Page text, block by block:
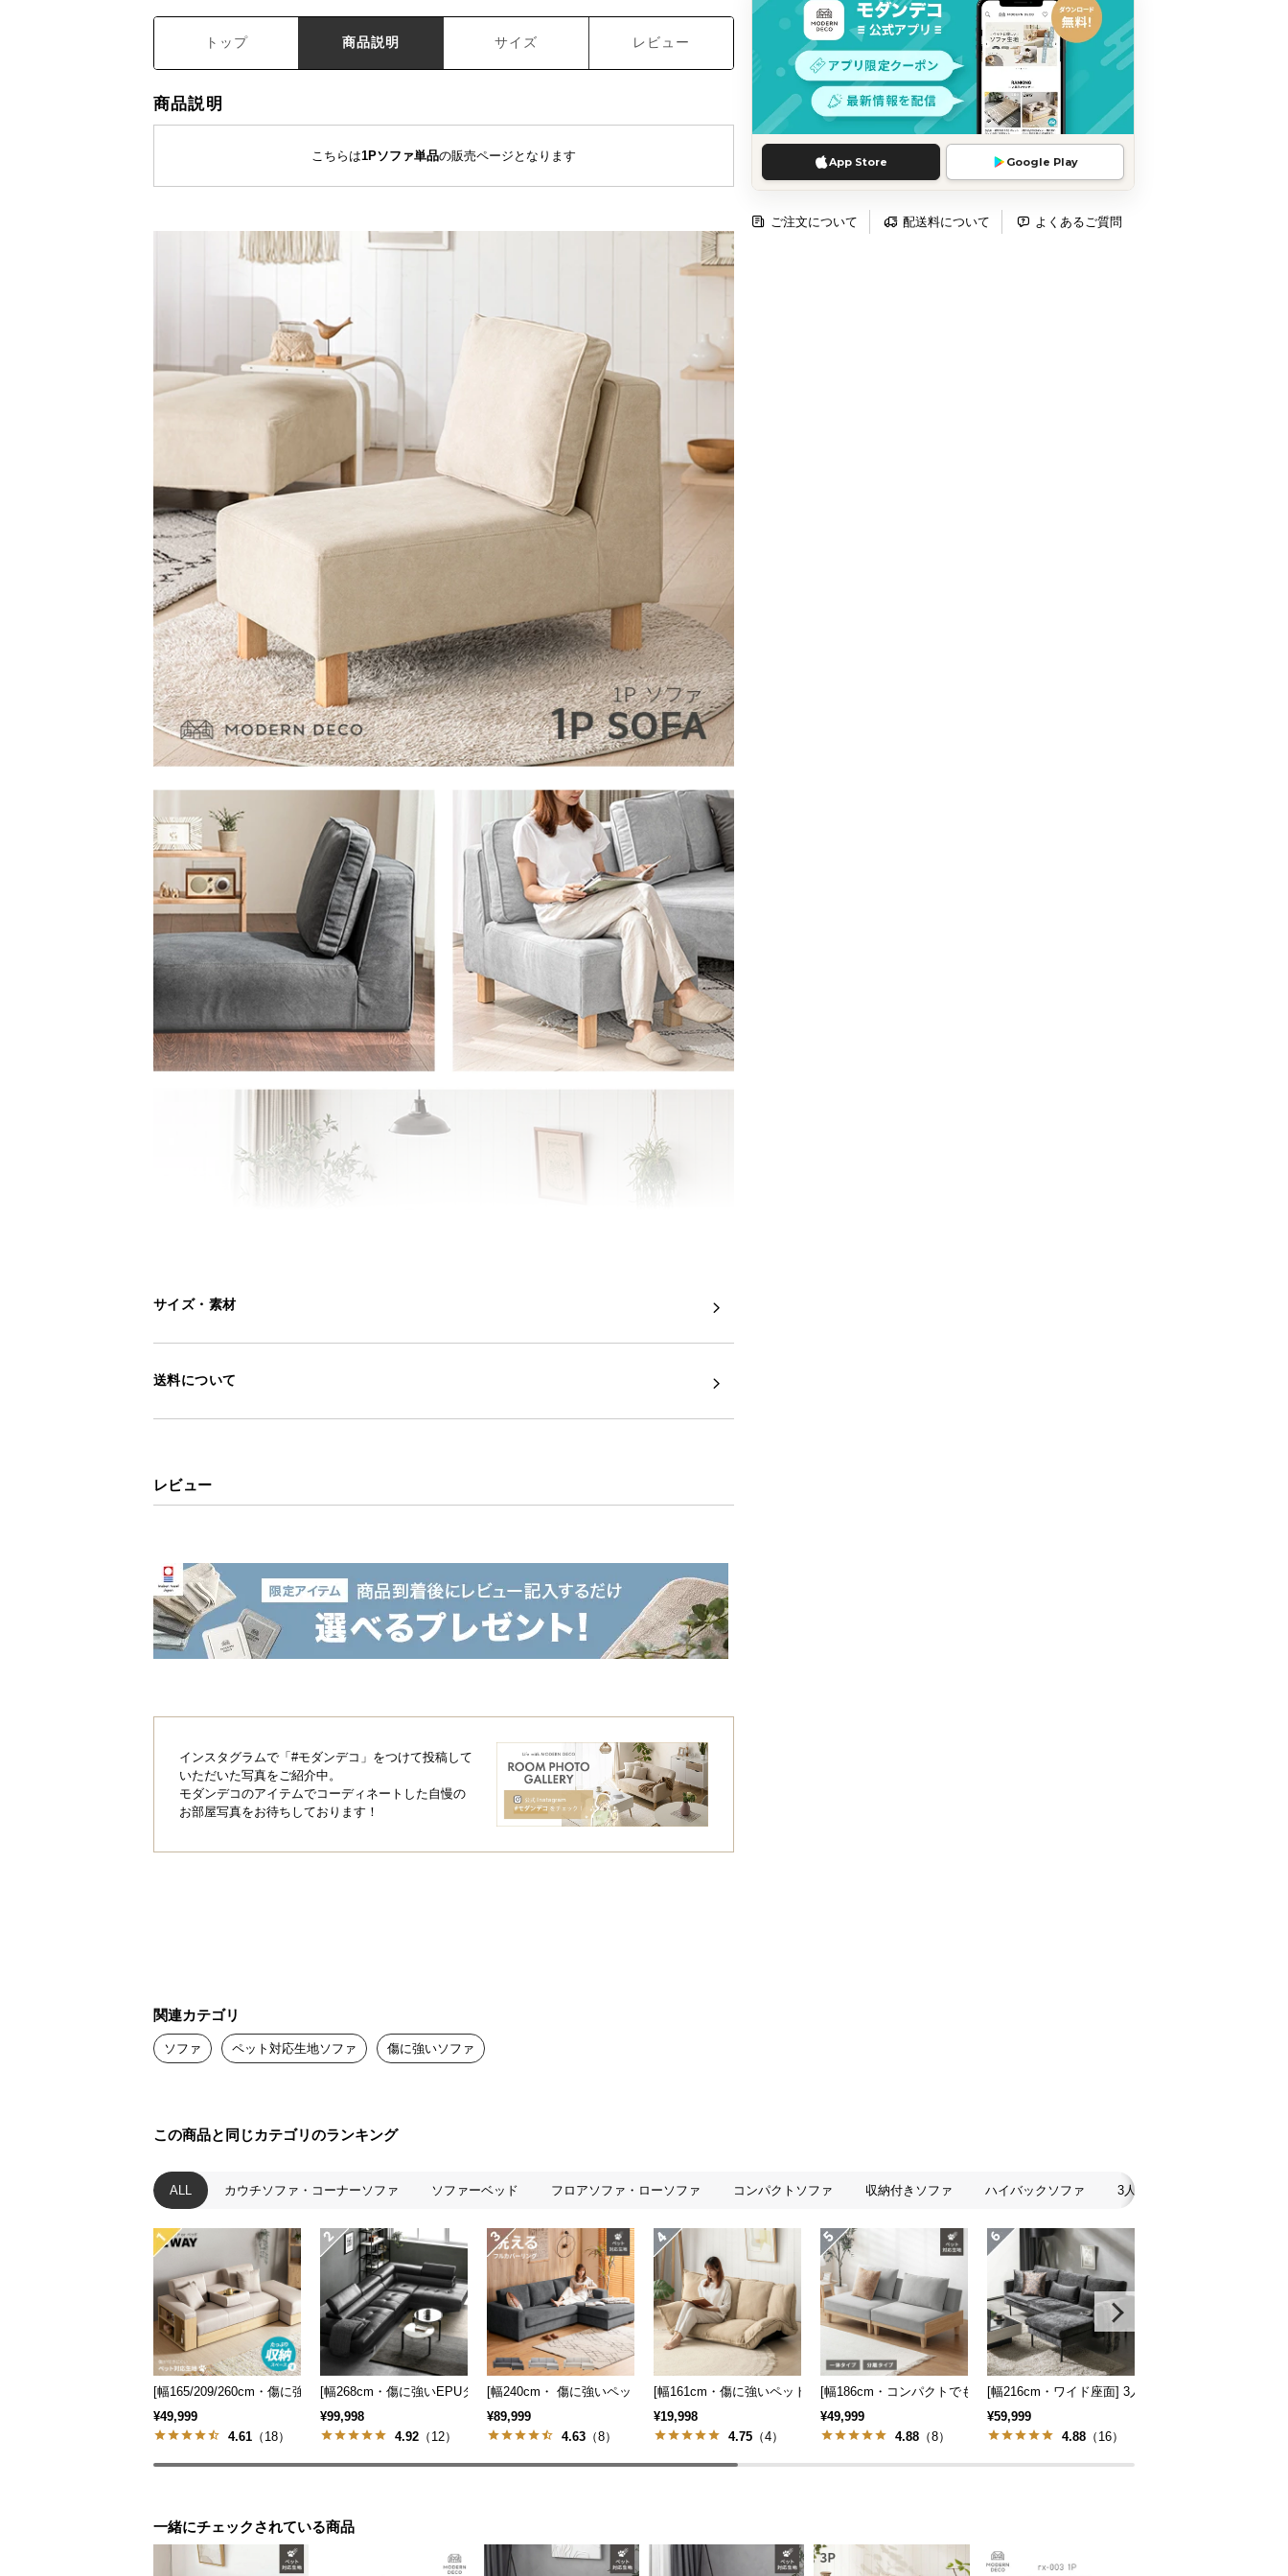
App Store Google Play
ご注文について 配送料について よくあるご質問
トップ 商品説明 サイズ レビュー
商品説明
こちらは1Pソファ単品の販売ページとなります
サイズ・素材
送料について
レビュー
インスタグラムで「#モダンデコ」をつけて投稿して
いただいた写真をご紹介中。
モダンデコのアイテムでコーディネートした自慢の
お部屋写真をお待ちしております！
関連カテゴリ
ソファ ペット対応生地ソファ 傷に強いソファ
この商品と同じカテゴリのランキング
ALL カウチソファ・コーナーソファ ソファーベッド フロアソファ・ローソファ コンパクトソファ 収納付きソファ ハイバックソファ 3人掛けソファ
[幅165/209/260cm・傷に強いペット対応生地も] 収納付き3人掛け多機能ソファ
¥49,999
4.61 （18）
[幅268cm・傷に強いEPUタイプも] 3人掛けレザーカウチソファ 広々設計 高級感
¥99,998
4.92 （12）
[幅240cm・ 傷に強いペット対応生地] ワイドカウチソファ ロースタイル
¥89,999
4.63 （8）
[幅161cm・傷に強いペット対応生地も] 2人掛けフロアソファ 座椅子タイプ リクライニング
¥19,998
4.75 （4）
[幅186cm・コンパクトでも広々] 3人掛けソファベッド リクライニング 天然木フレ
¥49,999
4.88 （8）
[幅216cm・ワイド座面] 3人掛けカウチソファ ブラ
¥59,999
4.88 （16）
一緒にチェックされている商品